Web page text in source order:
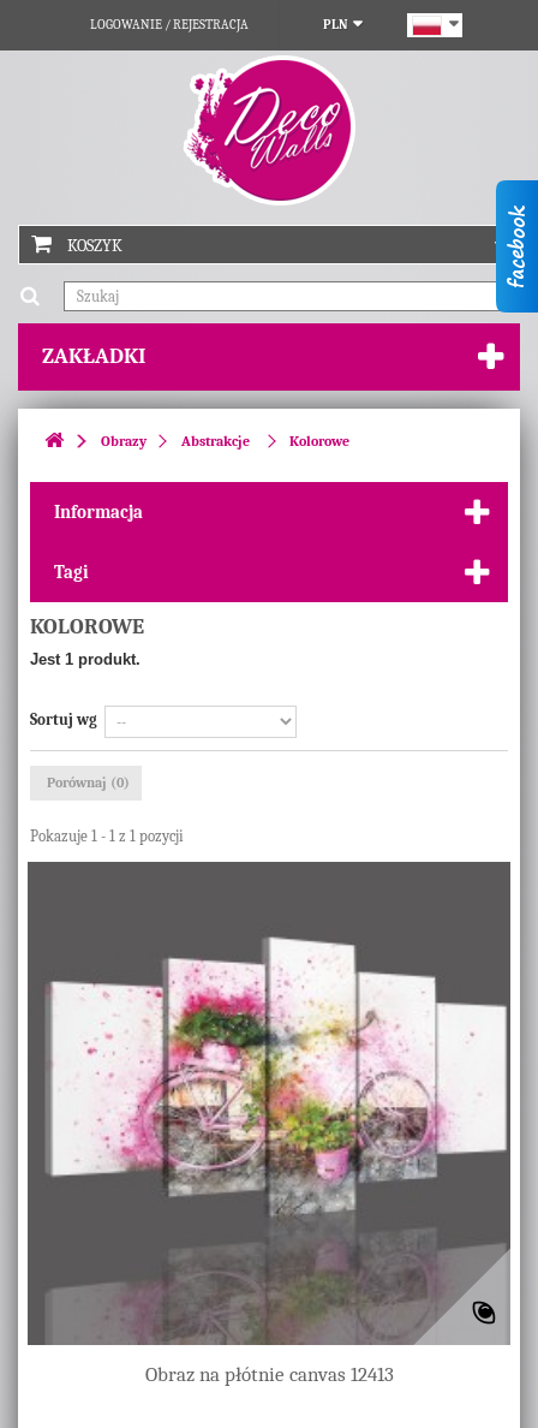
LOGOWANIE / REJESTRACJA PLN
KOSZYK
ZAKŁADKI
Obrazy Abstrakcje Kolorowe
Informacja
Tagi
KOLOROWE
Jest 1 produkt.
Sortuj wg
Porównaj (0)
Pokazuje 1 - 1 z 1 pozycji
Obraz na płótnie canvas 12413